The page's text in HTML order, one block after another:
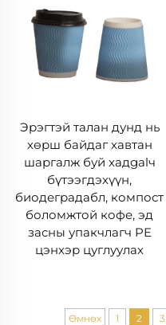
Эрэгтэй талан дунд нь
хөрш байдаг хавтан
шаргалж буй хадgalч
бүтээгдэхүүн,
биодеградабл, компост
боломжтой кофе, эд
засны упакчлагч PE
цэнхэр цуглуулах
Өмнөх 1 2 3